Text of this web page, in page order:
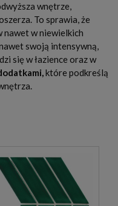
wnętrze,
To sprawia, że
nawet w niewielkich
swoją intensywną,
się w łazience oraz w
które podkreślą